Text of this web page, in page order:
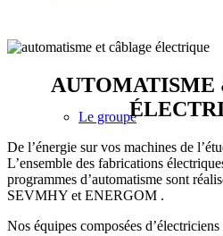
Le groupe
AUTOMATISME
De l’énergie sur vos machines de
L’ensemble des fabrications
programmes d’automatisme sont
SEVMHY et ENERGOM .
Nos équipes composées